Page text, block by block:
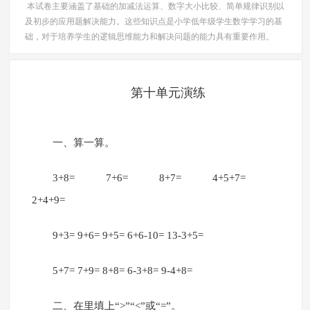
本试卷主要涵盖了基础的加减法运算、数字大小比较、简单规律识别以
及初步的应用题解决能力。这些知识点是小学低年级学生数学学习的基
础，对于培养学生的逻辑思维能力和解决问题的能力具有重要作用。
第十单元演练
一、算一算。
3+8= 7+6= 8+7= 4+5+7=
2+4+9=
9+3= 9+6= 9+5= 6+6-10= 13-3+5=
5+7= 7+9= 8+8= 6-3+8= 9-4+8=
二、在里填上“>”“<”或“=”。